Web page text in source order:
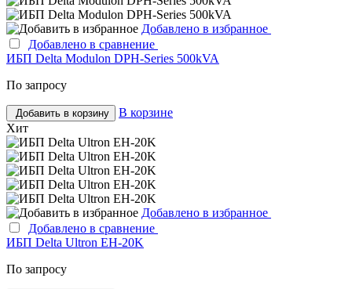
Добавлено в избранное
Добавлено в сравнение
ИБП Delta Modulon DPH-Series 500kVA
По запросу
Добавить в корзину
В корзине
Хит
Добавлено в избранное
Добавлено в сравнение
ИБП Delta Ultron EH-20K
По запросу